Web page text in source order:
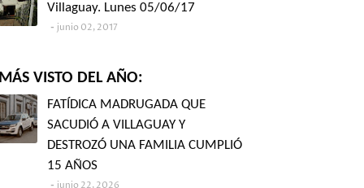
Villaguay. Lunes 05/06/17
junio 02, 2017
VISTO DEL AÑO:
FATÍDICA MADRUGADA QUE
SACUDIÓ A VILLAGUAY Y
DESTROZÓ UNA FAMILIA CUMPLIÓ
15 AÑOS
junio 22, 2026